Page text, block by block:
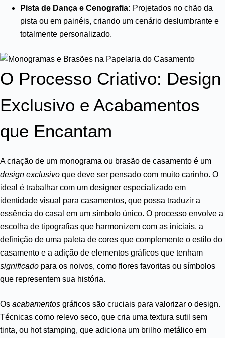
Pista de Dança e Cenografia: Projetados no chão da
pista ou em painéis, criando um cenário deslumbrante e
totalmente personalizado.
O Processo Criativo: Design
Exclusivo e Acabamentos
que Encantam
A criação de um monograma ou brasão de casamento é um
design exclusivo que deve ser pensado com muito carinho. O
ideal é trabalhar com um designer especializado em
identidade visual para casamentos, que possa traduzir a
essência do casal em um símbolo único. O processo envolve a
escolha de tipografias que harmonizem com as iniciais, a
definição de uma paleta de cores que complemente o estilo do
casamento e a adição de elementos gráficos que tenham
significado para os noivos, como flores favoritas ou símbolos
que representem sua história.
Os acabamentos gráficos são cruciais para valorizar o design.
Técnicas como relevo seco, que cria uma textura sutil sem
tinta, ou hot stamping, que adiciona um brilho metálico em